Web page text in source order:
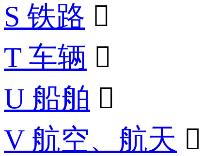
S 铁路 
T 车辆 
U 船舶 
V 航空、航天 